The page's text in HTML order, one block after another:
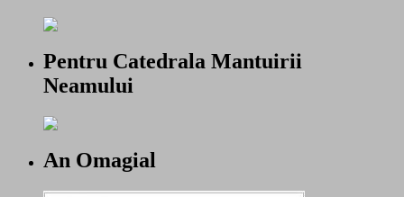
Pentru Catedrala Mantuirii
Neamului
An Omagial